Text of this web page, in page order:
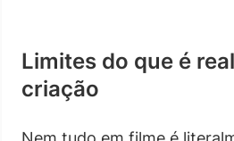
Limites do que é
criação